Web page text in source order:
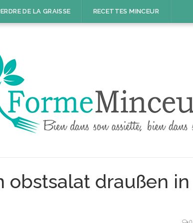
DE LA GRAISSE RECETTES MINCEUR
obstsalat draußen in